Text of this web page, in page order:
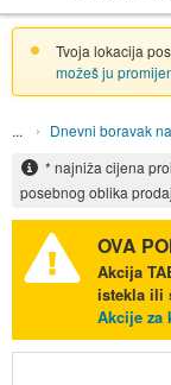
Tvoja lokacija
možeš ju
Dnevni boravak
* najniža cijena
posebnog oblika
OVA
Akcija
istekla ili
Akcije za